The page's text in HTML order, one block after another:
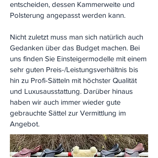
entscheiden, dessen Kammerweite und
Polsterung angepasst werden kann.
Nicht zuletzt muss man sich natürlich auch
Gedanken über das Budget machen. Bei
uns finden Sie Einsteigermodelle mit einem
sehr guten Preis-/Leistungsverhältnis bis
hin zu Profi-Sätteln mit höchster Qualität
und Luxusausstattung. Darüber hinaus
haben wir auch immer wieder gute
gebrauchte Sättel zur Vermittlung im
Angebot.